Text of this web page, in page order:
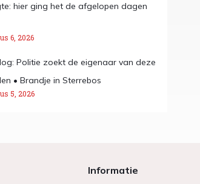
hier ging het de afgelopen dagen
6, 2026
Politie zoekt de eigenaar van deze
• Brandje in Sterrebos
5, 2026
Informatie